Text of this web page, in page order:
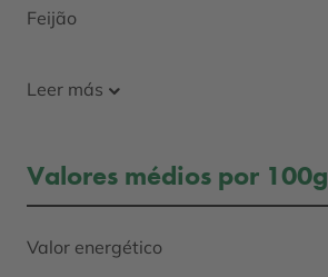
Feijão
Leer más
Valores médios por 100g
Valor energético